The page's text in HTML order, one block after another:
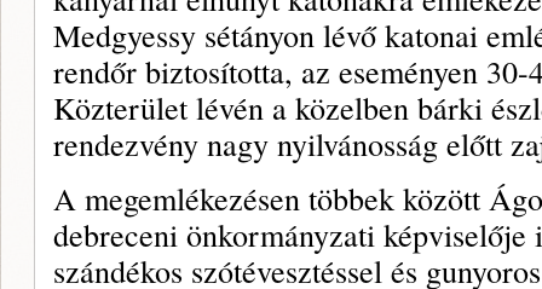
Medgyessy sétányon lévő katonai
rendőr biztosította, az eseményen
Közterület lévén a közelben bárki
rendezvény nagy nyilvánosság előtt
A megemlékezésen többek között
debreceni önkormányzati
szándékos szótévesztéssel és